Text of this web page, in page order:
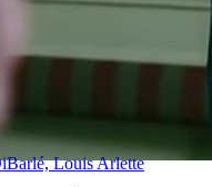
Louis Arlette